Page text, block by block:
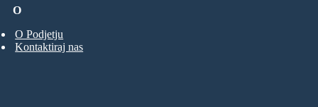
O
O Podjetju
Kontaktiraj nas